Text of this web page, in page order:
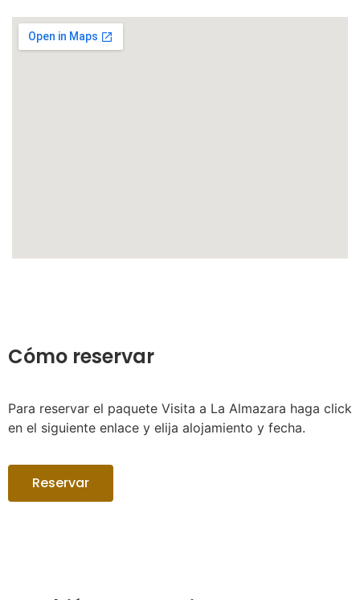
Cómo reservar
Para reservar el paquete Visita a La Almazara haga click
en el siguiente enlace y elija alojamiento y fecha.
Reservar